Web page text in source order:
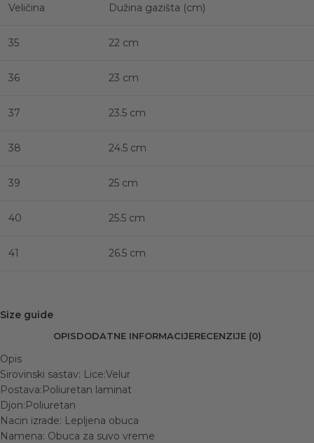
Veličina Dužina gazišta (cm)
35 22 cm
36 23 cm
37 23.5 cm
38 24.5 cm
39 25 cm
40 25.5 cm
41 26.5 cm
Size guide
OPISDODATNE INFORMACIJERECENZIJE (0)
Opis
Sirovinski sastav: Lice:Velur
Postava:Poliuretan laminat
Djon:Poliuretan
Nacin izrade: Lepljena obuca
Namena: Obuca za suvo vreme